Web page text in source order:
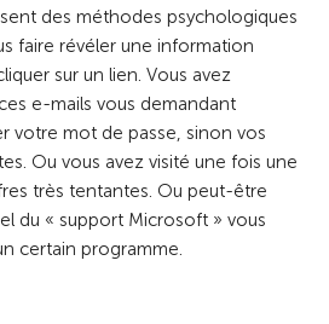
des méthodes psychologiques
faire révéler une information
sur un lien. Vous avez
e-mails vous demandant
votre mot de passe, sinon vos
Ou vous avez visité une fois une
très tentantes. Ou peut-être
du « support Microsoft » vous
certain programme.